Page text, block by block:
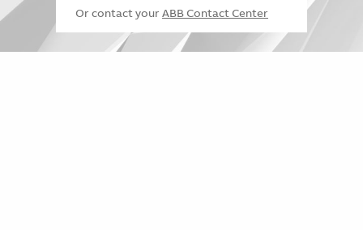
Or contact your ABB Contact Center